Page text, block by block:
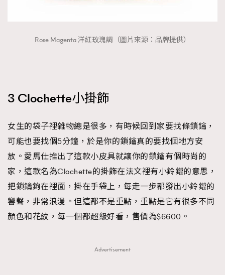
Rose Magenta 洋紅玫瑰調（圖片來源：品牌提供）
3 Clochette小掛飾
女生的袋子裡雜物總是很多，有時候回到家要找條鎖鑰，
可能也要找個5分鐘，於是你的鎖鑰真的要找個地方安
放。愛馬仕推出了這款小皮具就讓你的鎖鑰有個時尚的
家，這款名為Clochette的掛飾在法文裡有小鈴鐺的意思，
把鎖鑰鉤在裡面，掛在手袋上，每走一步都發出小鈴鐺的
響聲，非常浪漫。但這都不是重點，重點是它有很多不同
顏色和花紋，每一個都超級好看，售價為$6600。
Advertisement